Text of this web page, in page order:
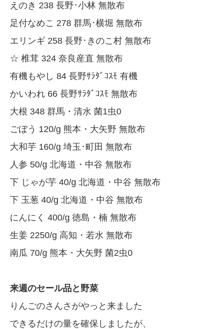
えのき 238 長野･小林 無散布
足付なめこ 278 群馬･横堀 無散布
エリンギ 258 長野･きのこ村 無散布
☆ 椎茸 324 奈良産直 無散布
有機もやし 84 長野ｻﾗﾀﾞｺｽﾓ 有機
かいわれ 66 長野ｻﾗﾀﾞｺｽﾓ 無散布
大根 348 群馬・清水 菌1虫0
ごぼう 120/g 熊本・大矢野 無散布
大和芋 160/g 埼玉･町田 無散布
人参 50/g 北海道・中谷 無散布
下 じゃが芋 40/g 北海道・中谷 無散布
下 玉葱 40/g 北海道・中谷 無散布
にんにく 400/g 徳島・楠 無散布
生姜 2250/g 高知・若水 無散布
南瓜 70/g 熊本・大矢野 菌2虫0
来週のセール品と野菜
りんごのさんさがやっと来ました
できるだけの量を確保しましたが、